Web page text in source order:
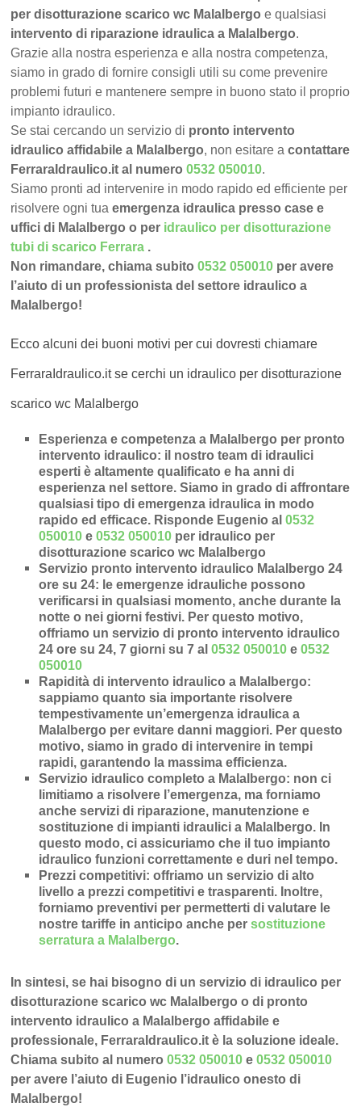
per disotturazione scarico wc Malalbergo e qualsiasi
intervento di riparazione idraulica a Malalbergo.
Grazie alla nostra esperienza e alla nostra competenza,
siamo in grado di fornire consigli utili su come prevenire
problemi futuri e mantenere sempre in buono stato il proprio
impianto idraulico.
Se stai cercando un servizio di pronto intervento
idraulico affidabile a Malalbergo, non esitare acontattare
FerraraIdraulico.it al numero0532 050010.
Siamo pronti ad intervenire in modo rapido ed efficiente per
risolvere ogni tuaemergenza idraulica presso case e
uffici di Malalbergo o per idraulico per disotturazione
tubi di scarico Ferrara .
Non rimandare, chiama subito0532 050010 per avere
l’aiuto di un professionista del settore idraulico a
Malalbergo!
Ecco alcuni dei buoni motivi per cui dovresti chiamare
FerraraIdraulico.it se cerchi un idraulico per disotturazione
scarico wc Malalbergo
Esperienza e competenza a Malalbergo per pronto
intervento idraulico: il nostro team di idraulici
esperti è altamente qualificato e ha anni di
esperienza nel settore. Siamo in grado di affrontare
qualsiasi tipo di emergenza idraulica in modo
rapido ed efficace. Risponde Eugenio al0532
050010 e0532 050010 per idraulico per
disotturazione scarico wc Malalbergo
Servizio pronto intervento idraulico Malalbergo 24
ore su 24: le emergenze idrauliche possono
verificarsi in qualsiasi momento, anche durante la
notte o nei giorni festivi. Per questo motivo,
offriamo un servizio di pronto intervento idraulico
24 ore su 24, 7 giorni su 7 al0532 050010 e0532
050010
Rapidità di intervento idraulico a Malalbergo:
sappiamo quanto sia importante risolvere
tempestivamente un’emergenza idraulica a
Malalbergo per evitare danni maggiori. Per questo
motivo, siamo in grado di intervenire intempi
rapidi, garantendo la massima efficienza.
Servizio idraulico completo a Malalbergo: non ci
limitiamo a risolvere l’emergenza, ma forniamo
ancheservizi di riparazione, manutenzione e
sostituzione di impianti idraulici a Malalbergo. In
questo modo, ci assicuriamo che il tuo impianto
idraulico funzioni correttamente e duri nel tempo.
Prezzi competitivi: offriamo unservizio di alto
livello a prezzi competitivi e trasparenti. Inoltre,
forniamo preventivi per permetterti di valutare le
nostre tariffe in anticipo anche persostituzione
serratura a Malalbergo.
In sintesi, se hai bisogno di un servizio di idraulico per
disotturazione scarico wc Malalbergo o di pronto
intervento idraulico a Malalbergo affidabile e
professionale, FerraraIdraulico.it è la soluzione ideale.
Chiama subito al numero0532 050010 e0532 050010
per avere l’aiuto di Eugenio l’idraulico onesto di
Malalbergo!